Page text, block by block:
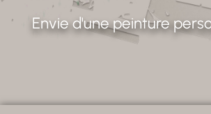
Envie d'une peinture